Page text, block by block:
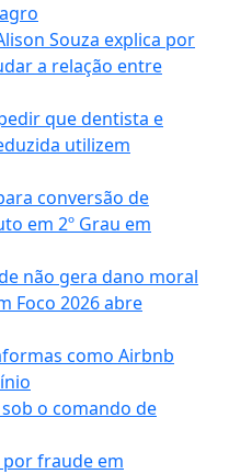
Souza explica por
a relação entre
que dentista e
utilizem
conversão de
em 2º Grau em
não gera dano moral
Foco 2026 abre
como Airbnb
o comando de
fraude em